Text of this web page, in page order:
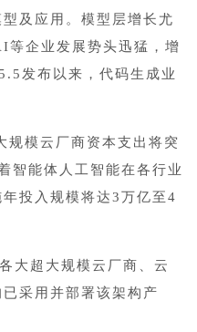
及应用。模型层增长尤
企业发展势头迅猛，增
发布以来，代码生成业
规模云厂商资本支出将突
智能体人工智能在各行业
投入规模将达3万亿至4
大超大规模云厂商、云
采用并部署该架构产